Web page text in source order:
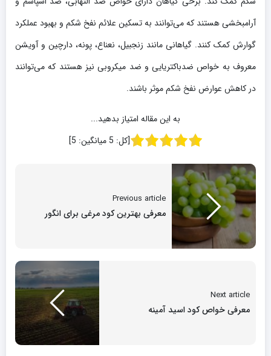
آرامبخشی هستند که می‌توانند به تسکین علائم نفخ شکم و بهبود عملکرد
گوارش کمک کنند. گیاهانی مانند زنجبیل، نعناع، پونه، دارچین و آویشن
معروف به خواص ضدباکتریایی و ضد میکروبی نیز هستند که می‌توانند
در کاهش عوارض نفخ شکم موثر باشند.
به این مقاله امتیاز بدهید...
[کل: 5 میانگین: 5
]
Previous article
معرفی بهترین کود مرغی برای انگور
Next article
معرفی خواص کود اسید آمینه